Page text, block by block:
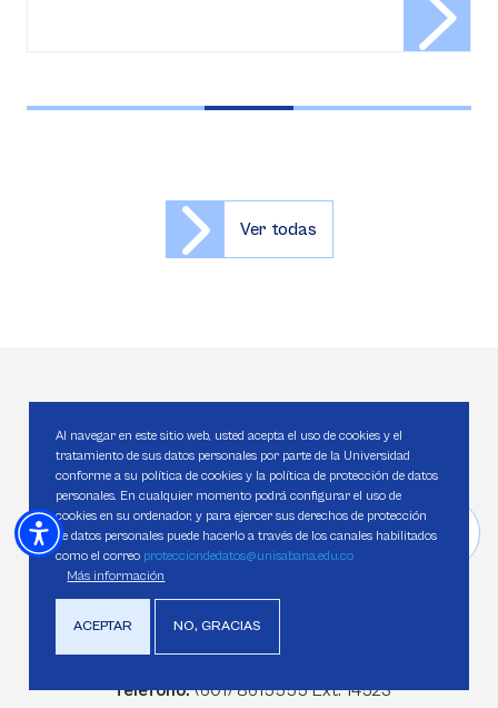
Ver todas
CONTACTO
¡Estamos para servir
más y mejor!
Llámanos
Celular/WhatsApp: (+57) 310 245 5499
Telefono: (601) 8615555 Ext: 14523
Al navegar en este sitio web, usted acepta el uso de cookies y el
tratamiento de sus datos personales por parte de la Universidad
conforme a su política de cookies y la política de protección de datos
personales. En cualquier momento podrá configurar el uso de
cookies en su ordenador, y para ejercer sus derechos de protección
de datos personales puede hacerlo a través de los canales habilitados
como el correo protecciondedatos@unisabana.edu.co
Más información
ACEPTAR NO, GRACIAS